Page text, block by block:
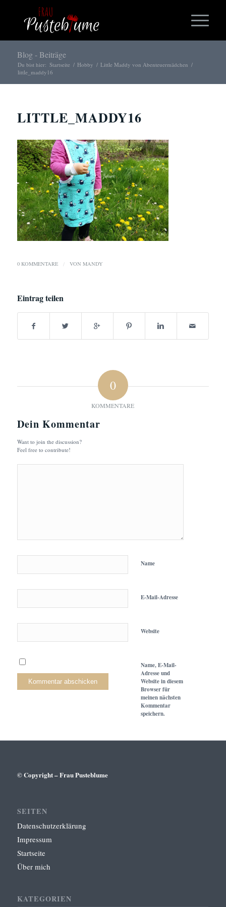
Blog - Beiträge
Du bist hier: Startseite / Hobby / Little Maddy von Abenteuermädchen /
little_maddy16
LITTLE_MADDY16
0 KOMMENTARE / VON MANDY
Eintrag teilen
0
KOMMENTARE
Dein Kommentar
Want to join the discussion?
Feel free to contribute!
Name
E-Mail-Adresse
Website
Name, E-Mail-
Adresse und
Website in diesem
Browser für
meinen nächsten
Kommentar
speichern.
© Copyright – Frau Pusteblume
SEITEN
Datenschutzerklärung
Impressum
Startseite
Über mich
KATEGORIEN